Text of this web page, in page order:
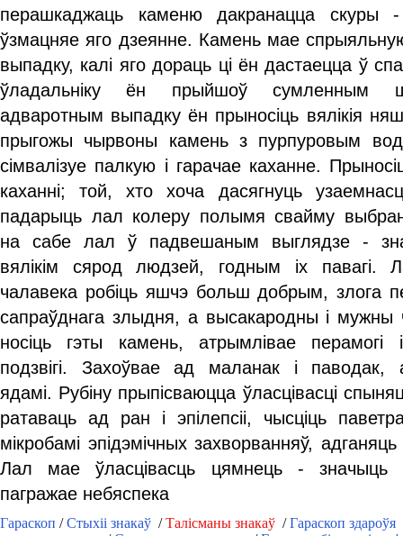
перашкаджаць каменю дакранацца скуры
ўзмацняе яго дзеянне. Камень мае
выпадку, калі яго дораць ці ён дастаецца ў
ўладальніку ён прыйшоў сумленным
адваротным выпадку ён прыносіць вялікія
прыгожы чырвоны камень з пурпуровым
сімвалізуе палкую і гарачае каханне.
каханні; той, хто хоча дасягнуць
падарыць лал колеру полымя свайму
на сабе лал ў падвешаным выглядзе -
вялікім сярод людзей, годным іх павагі.
чалавека робіць яшчэ больш добрым, злога
сапраўднага злыдня, а высакародны і мужны
носіць гэты камень, атрымлівае перамогі
подзвігі. Захоўвае ад маланак і паводак,
ядамі. Рубіну прыпісваюцца ўласцівасці
ратаваць ад ран і эпілепсіі, чысціць
мікробамі эпідэмічных захворванняў,
Лал мае ўласцівасць цямнець - значыць
пагражае небяспека
Гараскоп /Стыхіі знакаў /Талісманы знакаў /Гараскоп здароўя